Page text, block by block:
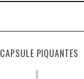
CAPSULE PIQUANTES